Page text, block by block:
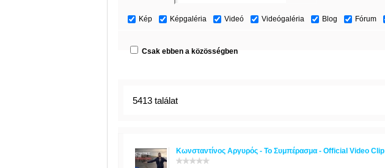
Kép Képgaléria Videó Videógaléria Blog Fórum
Csak ebben a közösségben
5413 találat
Κωνσταντίνος Αργυρός - Το Συμπέρασμα - Official Video Clip